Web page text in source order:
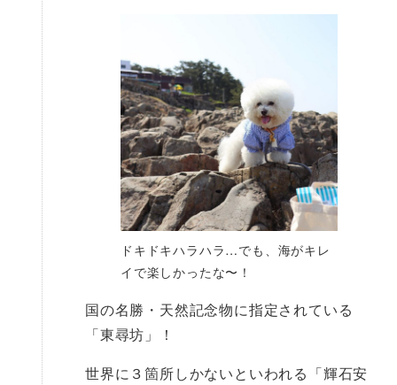
ドキドキハラハラ…でも、海がキレ
イで楽しかったな〜！
国の名勝・天然記念物に指定されている
「東尋坊」！
世界に３箇所しかないといわれる「輝石安